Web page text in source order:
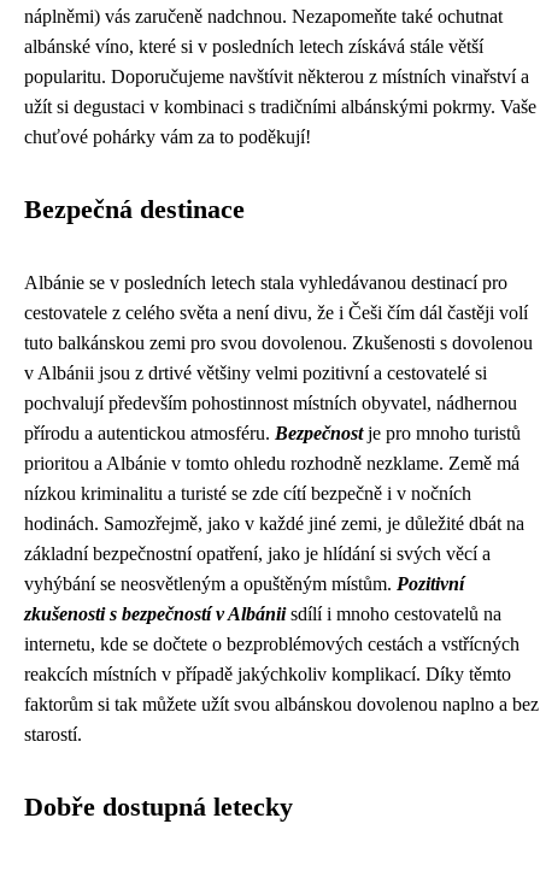
náplněmi) vás zaručeně nadchnou. Nezapomeňte také ochutnat
albánské víno, které si v posledních letech získává stále větší
popularitu. Doporučujeme navštívit některou z místních vinařství a
užít si degustaci v kombinaci s tradičními albánskými pokrmy. Vaše
chuťové pohárky vám za to poděkují!
Bezpečná destinace
Albánie se v posledních letech stala vyhledávanou destinací pro
cestovatele z celého světa a není divu, že i Češi čím dál častěji volí
tuto balkánskou zemi pro svou dovolenou. Zkušenosti s dovolenou
v Albánii jsou z drtivé většiny velmi pozitivní a cestovatelé si
pochvalují především pohostinnost místních obyvatel, nádhernou
přírodu a autentickou atmosféru. Bezpečnostje pro mnoho turistů
prioritou a Albánie v tomto ohledu rozhodně nezklame. Země má
nízkou kriminalitu a turisté se zde cítí bezpečně i v nočních
hodinách. Samozřejmě, jako v každé jiné zemi, je důležité dbát na
základní bezpečnostní opatření, jako je hlídání si svých věcí a
vyhýbání se neosvětleným a opuštěným místům. Pozitivní
zkušenosti s bezpečností v Albániisdílí i mnoho cestovatelů na
internetu, kde se dočtete o bezproblémových cestách a vstřícných
reakcích místních v případě jakýchkoliv komplikací. Díky těmto
faktorům si tak můžete užít svou albánskou dovolenou naplno a bez
starostí.
Dobře dostupná letecky